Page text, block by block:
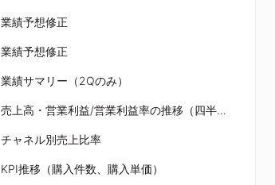
業績予想修正
業績予想修正
業績サマリー（2Qのみ）
売上高・営業利益/営業利益率の推移（四半期）
チャネル別売上比率
KPI推移（購入件数、購入単価）